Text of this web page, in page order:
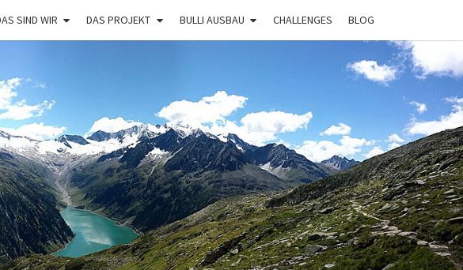
SIND WIR DAS PROJEKT BULLI AUSBAU CHALLENGES BLOG